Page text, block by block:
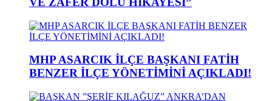
MHP ASARCIK İLÇE BAŞKANI FATİH
BENZER İLÇE YÖNETİMİNİ AÇIKLADI!